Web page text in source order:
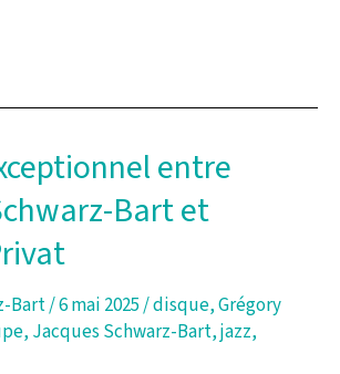
entre
Bart et
Bart/6 mai 2025/disque,Grégory
, Jacques Schwarz-Bart,jazz,